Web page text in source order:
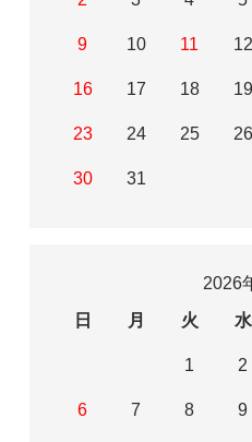
9 10 11 12
16 17 18 19
23 24 25 26
30 31
2026
日
月 火 水
1 2
6 7 8 9